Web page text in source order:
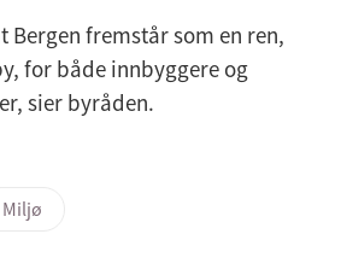
Bergen fremstår som en ren,
for både innbyggere og
sier byråden.
Miljø